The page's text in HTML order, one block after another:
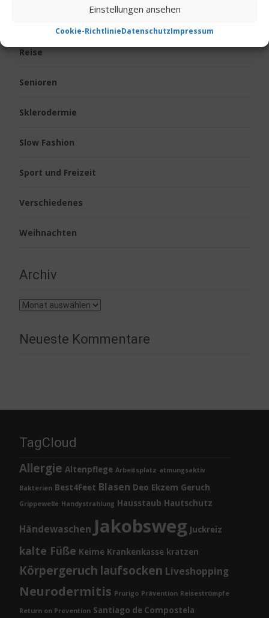
Einstellungen ansehen
Cookie-RichtlinieDatenschutzImpressum
Reise
Senioren
Sklerodermie
Slow Fashion
Sport und Freizeit
Verschiedenes
Weihnachten
Archiv
Archiv
Neueste Kommentare
TagCloud
Allergie Altenpflege Arbeitsplatz atmungsaktiv
Bakterien Best4Feet Blasen Deo Ekzem Geruch
Grippewelle Handystrahlung Hausstaub Hautschutz
Händewaschen Jakobsweg Juckreiz
kalte Füße Keime Krankenkasse kratzen
Körpergeruch laufsocken Liveshopping
Neurodermitis Prurigo Prävention Reisestrümpfe
Return on Prevention Santiago de Compostela